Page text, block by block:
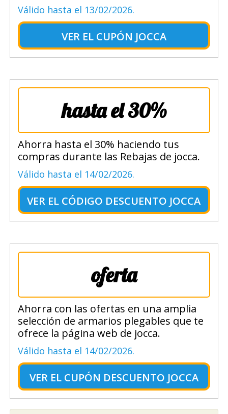
Válido hasta el 13/02/2026.
VER EL CUPÓN JOCCA
hasta el 30%
Ahorra hasta el 30% haciendo tus
compras durante las Rebajas de jocca.
Válido hasta el 14/02/2026.
VER EL CÓDIGO DESCUENTO JOCCA
oferta
Ahorra con las ofertas en una amplia
selección de armarios plegables que te
ofrece la página web de jocca.
Válido hasta el 14/02/2026.
VER EL CUPÓN DESCUENTO JOCCA